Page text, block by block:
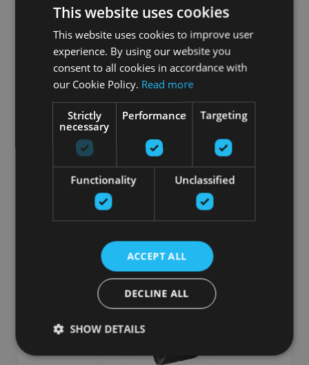
TRX KEVLAR AB GLIDER WITH SOFT BACKING
22.16€
Заказать
This website uses cookies
This website uses cookies to improve user
experience. By using our website you
consent to all cookies in accordance with
our Cookie Policy. Read more
Strictly
necessary
Performance Targeting
Functionality Unclassified
ACCEPT ALL
DECLINE ALL
SHOW DETAILS